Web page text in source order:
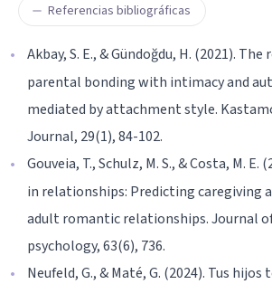
Referencias bibliográficas
Akbay, S. E., & Gündoğdu, H. (2021).
parental bonding with intimacy and
mediated by attachment style.
Journal, 29(1), 84-102.
Gouveia, T., Schulz, M. S., & Costa, M.
in relationships: Predicting caregiving
adult romantic relationships. Journal
psychology, 63(6), 736.
Neufeld, G., & Maté, G. (2024). Tus hijos